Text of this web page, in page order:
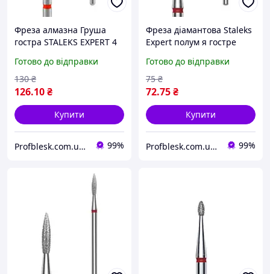
Фреза алмазна Груша
гостра STALEKS EXPERT 4
(робоча частина 12 мм)
Готово до відправки
126.10₴
130 ₴
Купити
Profblesk.com.ua Інтернет-магазин професійної косметики. "Безкоштовна доставка від 1199 грн" 99%
Фреза діамантова Staleks
Expert полум я гостре
Готово до відправки
72.75₴
75 ₴
Купити
Profblesk.com.ua Інтернет-магазин професійної косметики. "Безкоштовна доставка від 1199 грн" 99%